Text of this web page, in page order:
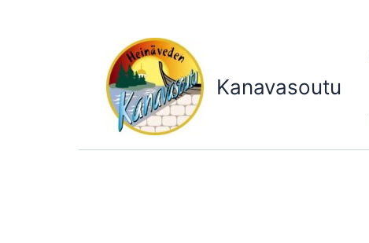
Kanavasoutu